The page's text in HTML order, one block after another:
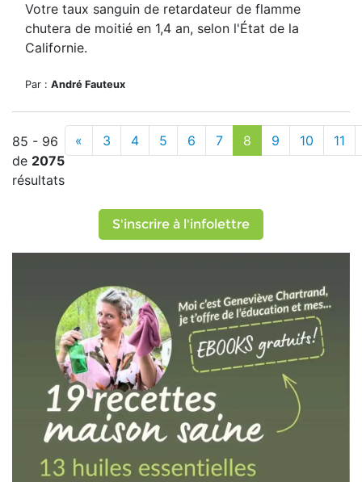
Votre taux sanguin de retardateur de flamme
chutera de moitié en 1,4 an, selon l'État de la
Californie.
Par : André Fauteux
85 - 96
de 2075
résultats
« 3 4 5 6 7 8 9 10 11
S'inscrire à l'infolettre